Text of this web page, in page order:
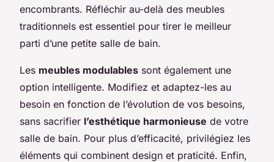
encombrants. Réfléchir au-delà des meubles
traditionnels est essentiel pour tirer le meilleur
parti d’une petite salle de bain.
Les meubles modulables sont également une
option intelligente. Modifiez et adaptez-les au
besoin en fonction de l’évolution de vos besoins,
sans sacrifier l’esthétique harmonieuse de votre
salle de bain. Pour plus d’efficacité, privilégiez les
éléments qui combinent design et praticité. Enfin,